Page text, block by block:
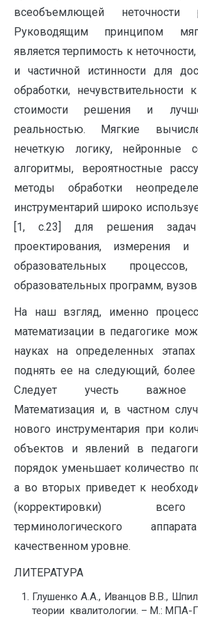
всеобъемлющей неточности
Руководящим принципом
является терпимость к
и частичной истинности для
обработки,
стоимости решения и
реальностью. Мягкие
нечеткую логику, нейронные
алгоритмы, вероятностные
методы обработки
инструментарий широко
[1, с.23] для решения задач
проектирования, измерения и
образовательных процессов,
образовательных программ, вузов
На наш взгляд, именно
математизации в педагогике
науках на определенных
поднять ее на следующий,
Следует учесть важное
Математизация и, в частном
нового инструментария при
объектов и явлений в
порядок уменьшает количество
а во вторых приведет к
(корректировки)
терминологического
качественном уровне.
ЛИТЕРАТУРА
Глушенко А.А., Иванцов В.В.,
теории квалитологии. – М.: МПА-